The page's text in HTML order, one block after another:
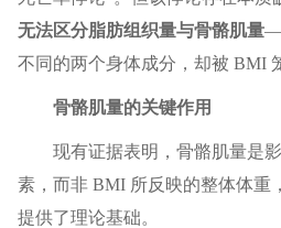
无法区分脂肪组织量与骨骼肌量
不同的两个身体成分，却被 BMI
骨骼肌量的关键作用
现有证据表明，骨骼肌量是
素，而非 BMI 所反映的整体体重
提供了理论基础。